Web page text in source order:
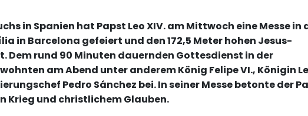
in Spanien hat Papst Leo XIV. am Mittwoch eine Messe in
in Barcelona gefeiert und den 172,5 Meter hohen Jesus-
Dem rund 90 Minuten dauernden Gottesdienst in der
am Abend unter anderem König Felipe VI., Königin
Pedro Sánchez bei. In seiner Messe betonte der
Krieg und christlichem Glauben.